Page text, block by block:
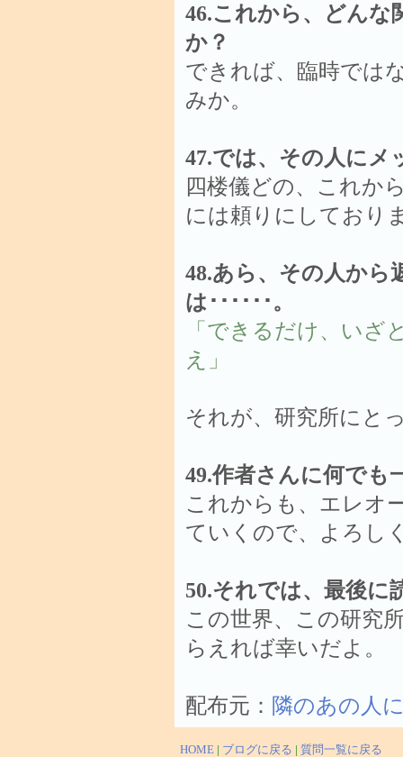
46.これから、どんな
か？
できれば、臨時では
みか。
47.では、その人にメ
四楼儀どの、これか
には頼りにしており
48.あら、その人から
は･･････。
「できるだけ、いざ
え」
それが、研究所にと
49.作者さんに何でも
これからも、エレオ
ていくので、よろし
50.それでは、最後に
この世界、この研究
らえれば幸いだよ。
配布元： 隣のあの人
HOME | ブログに戻る | 質問一覧に戻る